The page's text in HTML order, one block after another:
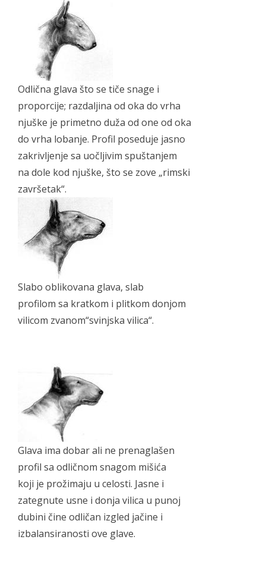
Odlična glava što se tiče snage i
proporcije; razdaljina od oka do vrha
njuške je primetno duža od one od oka
do vrha lobanje. Profil poseduje jasno
zakrivljenje sa uočljivim spuštanjem
na dole kod njuške, što se zove „rimski
završetak“.
Slabo oblikovana glava, slab
profilom sa kratkom i plitkom donjom
vilicom zvanom“svinjska vilica“.
Glava ima dobar ali ne prenaglašen
profil sa odličnom snagom mišića
koji je prožimaju u celosti. Jasne i
zategnute usne i donja vilica u punoj
dubini čine odličan izgled jačine i
izbalansiranosti ove glave.